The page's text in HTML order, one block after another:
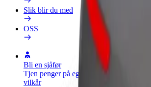
Slik blir du med
OSS
Bli en sjåfør
Tjen penger på egne
vilkår
Bli et leveringsbud
Lever mat og få